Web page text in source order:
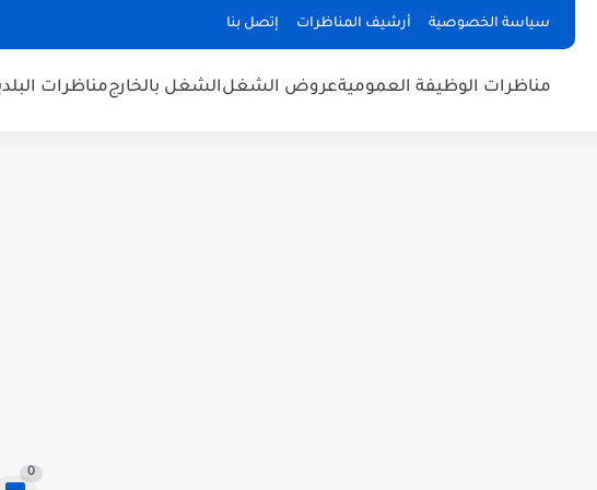
سياسة الخصوصية أرشيف المناظرات إتصل بنا
مناظرات الوظيفة العموميةعروض الشغلالشغل بالخارجمناظرات
0